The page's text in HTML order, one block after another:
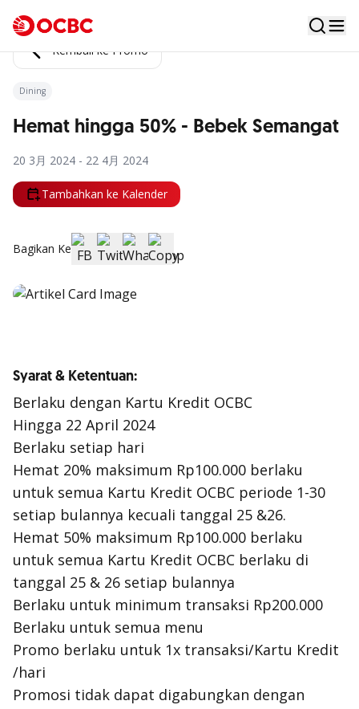
Kembali ke Promo
Dining
Hemat hingga 50% - Bebek Semangat
20 3月 2024 - 22 4月 2024
Tambahkan ke Kalender
Bagikan Ke
Syarat & Ketentuan:
Berlaku dengan Kartu Kredit OCBC
Hingga 22 April 2024
Berlaku setiap hari
Hemat 20% maksimum Rp100.000 berlaku
untuk semua Kartu Kredit OCBC periode 1-30
setiap bulannya kecuali tanggal 25 &26.
Hemat 50% maksimum Rp100.000 berlaku
untuk semua Kartu Kredit OCBC berlaku di
tanggal 25 & 26 setiap bulannya
Berlaku untuk minimum transaksi Rp200.000
Berlaku untuk semua menu
Promo berlaku untuk 1x transaksi/Kartu Kredit
/hari
Promosi tidak dapat digabungkan dengan